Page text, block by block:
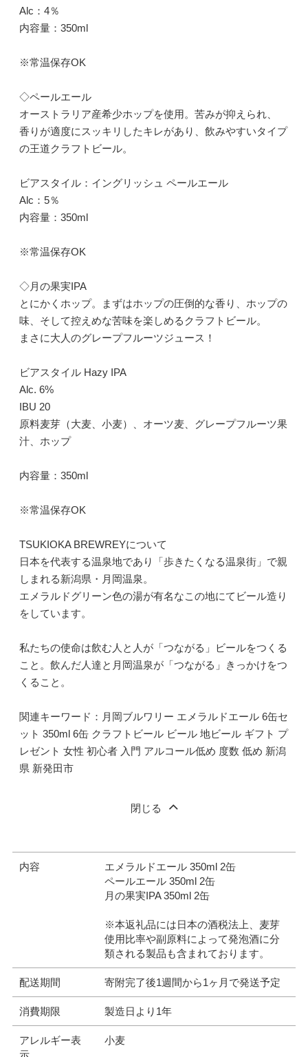
Alc：4％
内容量：350ml
※常温保存OK
◇ペールエール
オーストラリア産希少ホップを使用。苦みが抑えられ、
香りが適度にスッキリしたキレがあり、飲みやすいタイプ
の王道クラフトビール。
ビアスタイル：イングリッシュ ペールエール
Alc：5％
内容量：350ml
※常温保存OK
◇月の果実IPA
とにかくホップ。まずはホップの圧倒的な香り、ホップの
味、そして控えめな苦味を楽しめるクラフトビール。
まさに大人のグレープフルーツジュース！
ビアスタイル Hazy IPA
Alc. 6%
IBU 20
原料麦芽（大麦、小麦）、オーツ麦、グレープフルーツ果
汁、ホップ
内容量：350ml
※常温保存OK
TSUKIOKA BREWREYについて
日本を代表する温泉地であり「歩きたくなる温泉街」で親
しまれる新潟県・月岡温泉。
エメラルドグリーン色の湯が有名なこの地にてビール造り
をしています。
私たちの使命は飲む人と人が「つながる」ビールをつくる
こと。飲んだ人達と月岡温泉が「つながる」きっかけをつ
くること。
関連キーワード：月岡ブルワリー エメラルドエール 6缶セ
ット 350ml 6缶 クラフトビール ビール 地ビール ギフト プ
レゼント 女性 初心者 入門 アルコール低め 度数 低め 新潟
県 新発田市
閉じる
内容
エメラルドエール 350ml 2缶
ペールエール 350ml 2缶
月の果実IPA 350ml 2缶
※本返礼品には日本の酒税法上、麦芽
使用比率や副原料によって発泡酒に分
類される製品も含まれております。
配送期間 寄附完了後1週間から1ヶ月で発送予定
消費期限 製造日より1年
アレルギー表
示
小麦